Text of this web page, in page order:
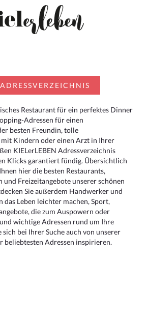
Restaurant für ein perfektes Dinner
Adressen für einen
besten Freundin, tolle
Kindern oder einen Arzt in Ihrer
KIELerLEBEN Adressverzeichnis
Klicks garantiert fündig. Übersichtlich
hier die besten Restaurants,
und Freizeitangebote unserer schönen
Sie außerdem Handwerker und
das Leben leichter machen, Sport,
die zum Auspowern oder
wichtige Adressen rund um Ihre
sich bei Ihrer Suche auch von unserer
beliebtesten Adressen inspirieren.